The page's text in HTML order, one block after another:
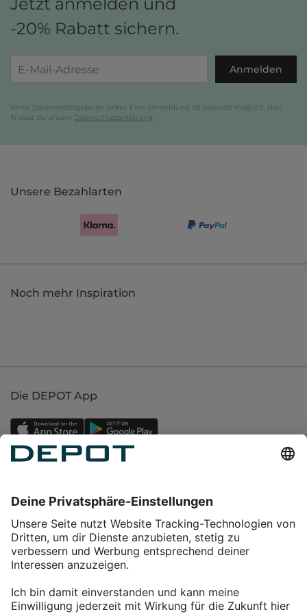
-20% Rabatt sichern.
Anmelden
Keine Datenweitergabe an Dritte. Eine Abmeldung ist jederzeit möglich. Hier
findest du unsere Datenschutzerklärung
Unsere Bezahlarten
Noch mehr Inspiration
Die DEPOT App
Service
Über DEPOT
Kontakt